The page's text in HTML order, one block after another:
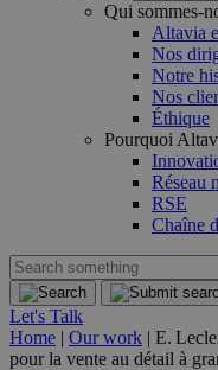
Qui sommes-
Altavia
Nos
Notre
Nos
Éthique
Pourquoi
Réseau
RSE
Chaîne
Let's Talk
Home | Our work | E.
pour la vente au détail à